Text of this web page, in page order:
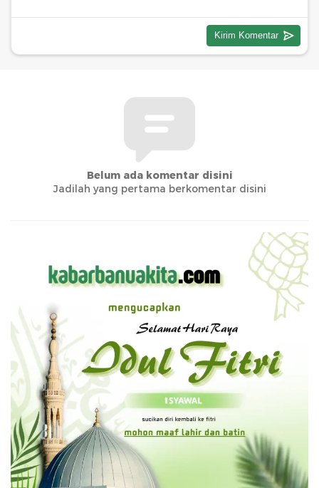
Belum ada komentar disini
Jadilah yang pertama berkomentar disini